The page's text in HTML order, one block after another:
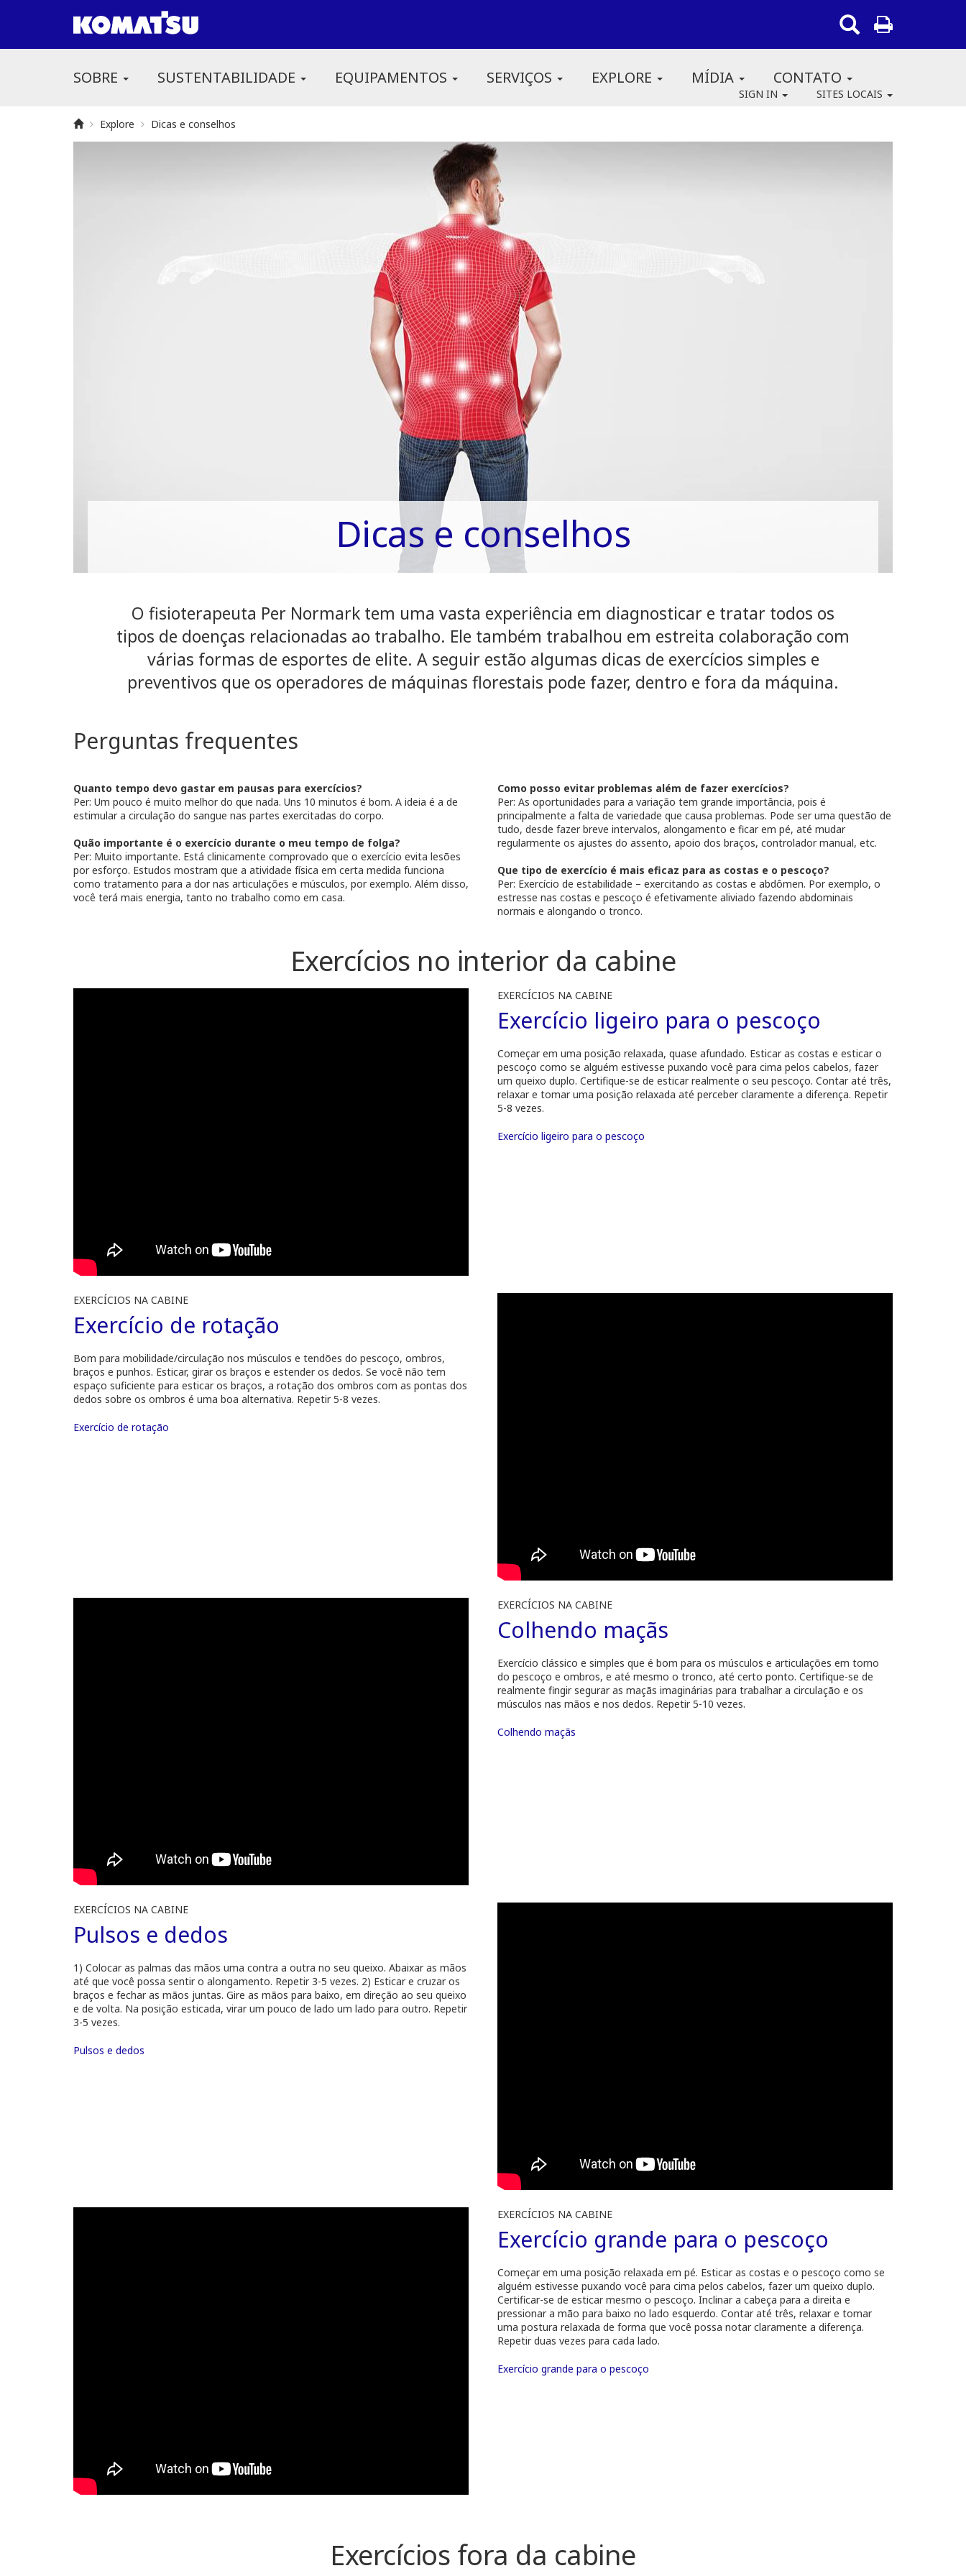
SOBRE SUSTENTABILIDADE EQUIPAMENTOS SERVIÇOS EXPLORE MÍDIA CONTATO
SIGN IN SITES LOCAIS
Explore Dicas e conselhos
Dicas e conselhos
O fisioterapeuta Per Normark tem uma vasta experiência em diagnosticar e tratar todos os
tipos de doenças relacionadas ao trabalho. Ele também trabalhou em estreita colaboração com
várias formas de esportes de elite. A seguir estão algumas dicas de exercícios simples e
preventivos que os operadores de máquinas florestais pode fazer, dentro e fora da máquina.
Perguntas frequentes
Quanto tempo devo gastar em pausas para exercícios?
Per: Um pouco é muito melhor do que nada. Uns 10 minutos é bom. A ideia é a de
estimular a circulação do sangue nas partes exercitadas do corpo.
Quão importante é o exercício durante o meu tempo de folga?
Per: Muito importante. Está clinicamente comprovado que o exercício evita lesões
por esforço. Estudos mostram que a atividade física em certa medida funciona
como tratamento para a dor nas articulações e músculos, por exemplo. Além disso,
você terá mais energia, tanto no trabalho como em casa.
Como posso evitar problemas além de fazer exercícios?
Per: As oportunidades para a variação tem grande importância, pois é
principalmente a falta de variedade que causa problemas. Pode ser uma questão de
tudo, desde fazer breve intervalos, alongamento e ficar em pé, até mudar
regularmente os ajustes do assento, apoio dos braços, controlador manual, etc.
Que tipo de exercício é mais eficaz para as costas e o pescoço?
Per: Exercício de estabilidade – exercitando as costas e abdômen. Por exemplo, o
estresse nas costas e pescoço é efetivamente aliviado fazendo abdominais
normais e alongando o tronco.
Exercícios no interior da cabine
EXERCÍCIOS NA CABINE
Exercício ligeiro para o pescoço
Começar em uma posição relaxada, quase afundado. Esticar as costas e esticar o
pescoço como se alguém estivesse puxando você para cima pelos cabelos, fazer
um queixo duplo. Certifique-se de esticar realmente o seu pescoço. Contar até três,
relaxar e tomar uma posição relaxada até perceber claramente a diferença. Repetir
5-8 vezes.
Exercício ligeiro para o pescoço
EXERCÍCIOS NA CABINE
Exercício de rotação
Bom para mobilidade/circulação nos músculos e tendões do pescoço, ombros,
braços e punhos. Esticar, girar os braços e estender os dedos. Se você não tem
espaço suficiente para esticar os braços, a rotação dos ombros com as pontas dos
dedos sobre os ombros é uma boa alternativa. Repetir 5-8 vezes.
Exercício de rotação
EXERCÍCIOS NA CABINE
Colhendo maçãs
Exercício clássico e simples que é bom para os músculos e articulações em torno
do pescoço e ombros, e até mesmo o tronco, até certo ponto. Certifique-se de
realmente fingir segurar as maçãs imaginárias para trabalhar a circulação e os
músculos nas mãos e nos dedos. Repetir 5-10 vezes.
Colhendo maçãs
EXERCÍCIOS NA CABINE
Pulsos e dedos
1) Colocar as palmas das mãos uma contra a outra no seu queixo. Abaixar as mãos
até que você possa sentir o alongamento. Repetir 3-5 vezes. 2) Esticar e cruzar os
braços e fechar as mãos juntas. Gire as mãos para baixo, em direção ao seu queixo
e de volta. Na posição esticada, virar um pouco de lado um lado para outro. Repetir
3-5 vezes.
Pulsos e dedos
EXERCÍCIOS NA CABINE
Exercício grande para o pescoço
Começar em uma posição relaxada em pé. Esticar as costas e o pescoço como se
alguém estivesse puxando você para cima pelos cabelos, fazer um queixo duplo.
Certificar-se de esticar mesmo o pescoço. Inclinar a cabeça para a direita e
pressionar a mão para baixo no lado esquerdo. Contar até três, relaxar e tomar
uma postura relaxada de forma que você possa notar claramente a diferença.
Repetir duas vezes para cada lado.
Exercício grande para o pescoço
Exercícios fora da cabine